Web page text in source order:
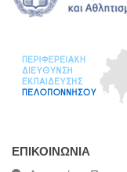
ΕΠΙΚΟΙΝΩΝΊΑ